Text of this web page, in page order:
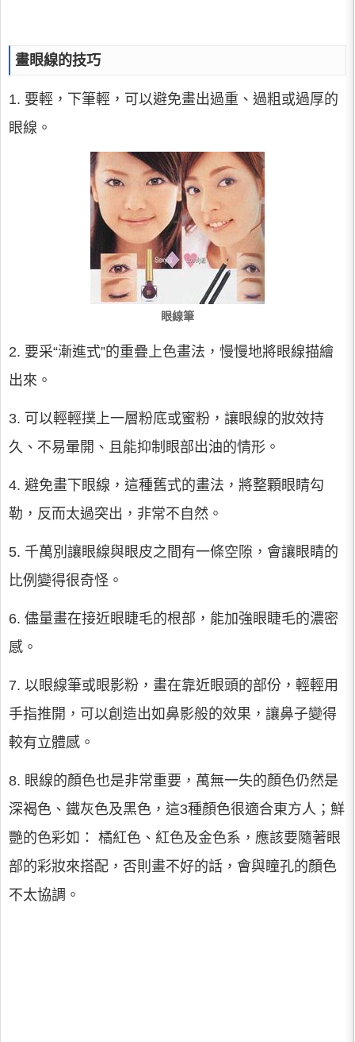
畫眼線的技巧
1. 要輕，下筆輕，可以避免畫出過重、過粗或過厚的
眼線。
眼線筆
2. 要采“漸進式”的重疊上色畫法，慢慢地將眼線描繪
出來。
3. 可以輕輕撲上一層粉底或蜜粉，讓眼線的妝效持
久、不易暈開、且能抑制眼部出油的情形。
4. 避免畫下眼線，這種舊式的畫法，將整顆眼睛勾
勒，反而太過突出，非常不自然。
5. 千萬別讓眼線與眼皮之間有一條空隙，會讓眼睛的
比例變得很奇怪。
6. 儘量畫在接近眼睫毛的根部，能加強眼睫毛的濃密
感。
7. 以眼線筆或眼影粉，畫在靠近眼頭的部份，輕輕用
手指推開，可以創造出如鼻影般的效果，讓鼻子變得
較有立體感。
8. 眼線的顏色也是非常重要，萬無一失的顏色仍然是
深褐色、鐵灰色及黑色，這3種顏色很適合東方人；鮮
艷的色彩如： 橘紅色、紅色及金色系，應該要隨著眼
部的彩妝來搭配，否則畫不好的話，會與瞳孔的顏色
不太協調。